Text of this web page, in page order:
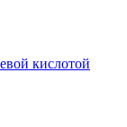
кислотой